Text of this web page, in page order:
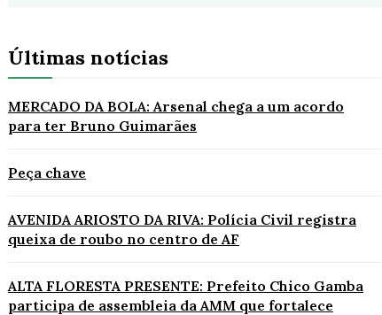
Últimas notícias
MERCADO DA BOLA: Arsenal chega a um acordo
para ter Bruno Guimarães
Peça chave
AVENIDA ARIOSTO DA RIVA: Polícia Civil registra
queixa de roubo no centro de AF
ALTA FLORESTA PRESENTE: Prefeito Chico Gamba
participa de assembleia da AMM que fortalece